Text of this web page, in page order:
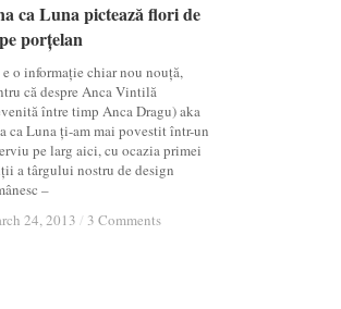
ca Luna pictează flori de
porțelan
o informație chiar nou nouță,
că despre Anca Vintilă
între timp Anca Dragu) aka
ca Luna ți-am mai povestit într-un
pe larg aici, cu ocazia primei
a târgului nostru de design
–
24, 2013 / 3 Comments
ca Luna pictează flori de
porțelan
24, 2013 / 3 Comments